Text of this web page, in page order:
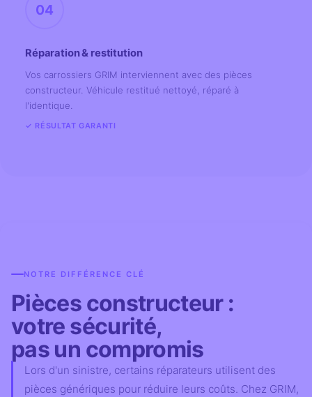
04
Réparation & restitution
Vos carrossiers GRIM interviennent avec des pièces
constructeur. Véhicule restitué nettoyé, réparé à
l'identique.
✓ RÉSULTAT GARANTI
NOTRE DIFFÉRENCE CLÉ
Pièces constructeur :
votre sécurité,
pas un compromis
Lors d'un sinistre, certains réparateurs utilisent des
pièces génériques pour réduire leurs coûts. Chez GRIM,